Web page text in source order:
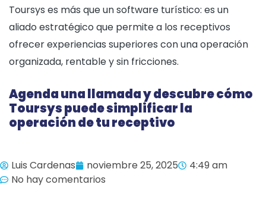
Toursys es más que un software turístico: es un
aliado estratégico que permite a los receptivos
ofrecer experiencias superiores con una operación
organizada, rentable y sin fricciones.
Agenda una llamada y descubre cómo
Toursys puede simplificar la
operación de tu receptivo
Luis Cardenas noviembre 25, 2025
4:49 am
No hay comentarios